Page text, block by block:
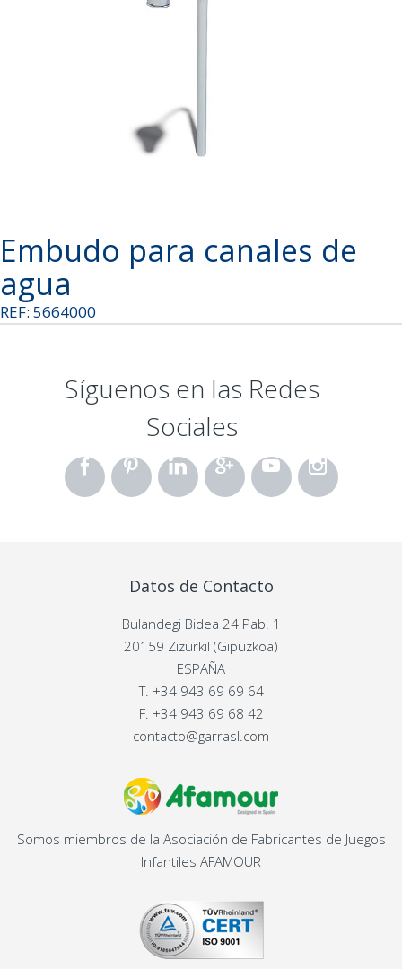
Embudo para canales de
agua
REF: 5664000
Síguenos en las Redes
Sociales
Datos de Contacto
Bulandegi Bidea 24 Pab. 1
20159 Zizurkil (Gipuzkoa)
ESPAÑA
T. +34 943 69 69 64
F. +34 943 69 68 42
contacto@garrasl.com
Somos miembros de la Asociación de Fabricantes de Juegos
Infantiles AFAMOUR